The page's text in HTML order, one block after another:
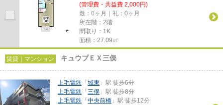
(管理費・共益費 2,000円)
敷：0ヶ月｜礼：0ヶ月
所在階：2階
間取り：1K
面積：27.09㎡
賃貸｜マンション キュウブＥＸ三俣
上毛電鉄 「 城東 」駅 徒歩6分
上毛電鉄 「 三俣 」駅 徒歩8分
上毛電鉄 「 中央前橋 」駅 徒歩12分